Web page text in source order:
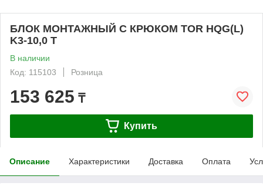
БЛОК МОНТАЖНЫЙ С КРЮКОМ TOR HQG(L)
K3-10,0 Т
В наличии
Код: 115103
Розница
153 625 ₸
Купить
Описание Характеристики Доставка Оплата